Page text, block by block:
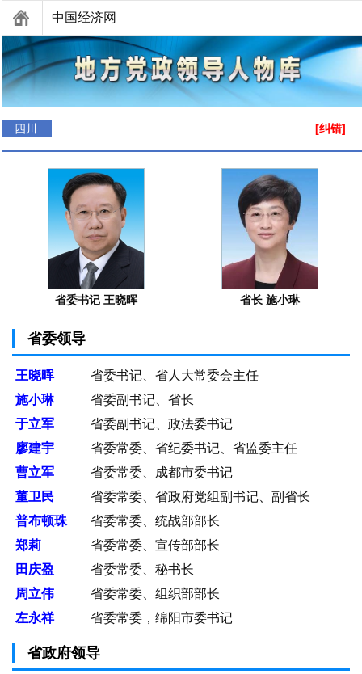
中国经济网
四川 [纠错]
省委书记 王晓晖 省长 施小琳
省委领导
王晓晖
省委书记、省人大常委会主任
施小琳
省委副书记、省长
于立军
省委副书记、政法委书记
廖建宇
省委常委、省纪委书记、省监委主任
曹立军
省委常委、成都市委书记
董卫民
省委常委、省政府党组副书记、副省长
普布顿珠
省委常委、统战部部长
郑莉
省委常委、宣传部部长
田庆盈
省委常委、秘书长
周立伟
省委常委、组织部部长
左永祥
省委常委，绵阳市委书记
省政府领导